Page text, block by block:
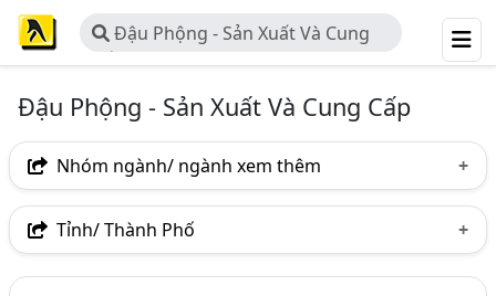
Đậu Phộng - Sản Xuất Và Cung
Cấp
Đậu Phộng - Sản Xuất Và Cung Cấp
Nhóm ngành/ ngành xem thêm
Ngành nghề
Tỉnh/ Thành Phố